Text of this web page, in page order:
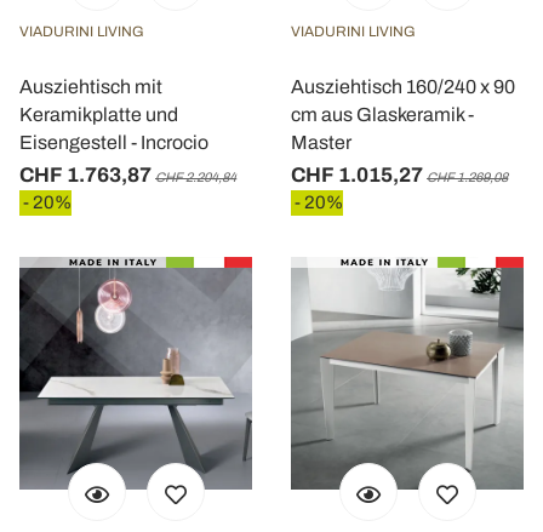
VIADURINI LIVING
Ausziehtisch mit
Keramikplatte und
Eisengestell - Incrocio
CHF 1.763,87 CHF 2.204,84
- 20%
VIADURINI LIVING
Ausziehtisch 160/240 x 90
cm aus Glaskeramik -
Master
CHF 1.015,27 CHF 1.269,08
- 20%